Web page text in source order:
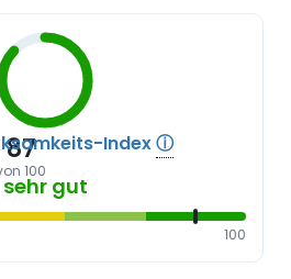
87
100
Indexⓘ
sehr gut
100